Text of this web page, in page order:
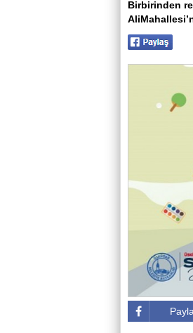
Birbirinden